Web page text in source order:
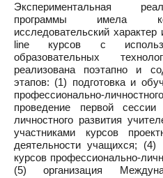
Экспериментальная
программы имела
исследовательский
line курсов с
образовательных
реализована поэтапно и
этапов: (1) подготовка и
профессионально-
проведение первой сессии
личностного развития
участниками курсов
деятельности учащихся; (4)
курсов профессионально-
(5) организация